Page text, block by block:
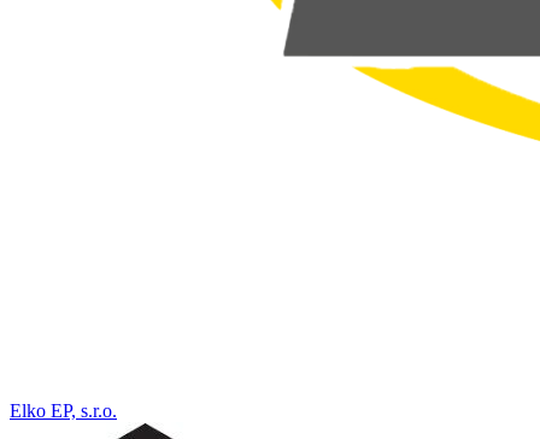
Elko EP, s.r.o.